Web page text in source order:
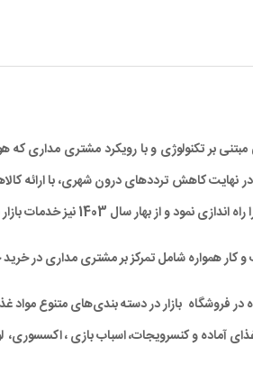
مبتنی بر تکنولوژی و با رویکرد مشتری
نیز خدمات بازار به سراسر کشور نیز گسترش یافته است.
کار همواره شامل تمرکز بر مشتری مداری در
فروشگاه بازار در دسته بندی‌های متنوع مواد
آماده و کنسرویجات، اسباب بازی ،